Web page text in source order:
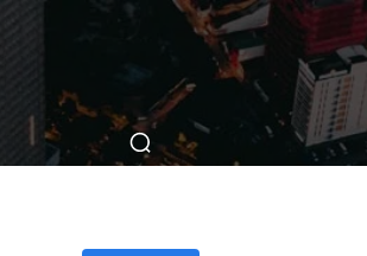
Cinemas Matérias Nos Cinemas